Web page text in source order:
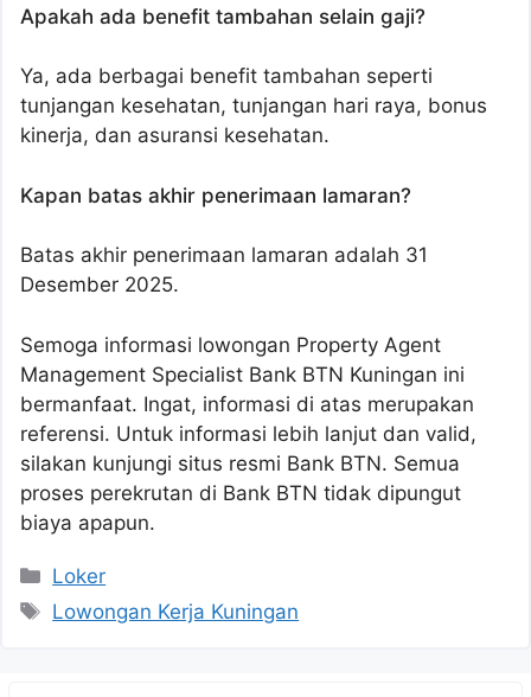
Apakah ada benefit tambahan selain gaji?
Ya, ada berbagai benefit tambahan seperti
tunjangan kesehatan, tunjangan hari raya, bonus
kinerja, dan asuransi kesehatan.
Kapan batas akhir penerimaan lamaran?
Batas akhir penerimaan lamaran adalah 31
Desember 2025.
Semoga informasi lowongan Property Agent
Management Specialist Bank BTN Kuningan ini
bermanfaat. Ingat, informasi di atas merupakan
referensi. Untuk informasi lebih lanjut dan valid,
silakan kunjungi situs resmi Bank BTN. Semua
proses perekrutan di Bank BTN tidak dipungut
biaya apapun.
Kategori
Loker
Tag
Lowongan Kerja Kuningan